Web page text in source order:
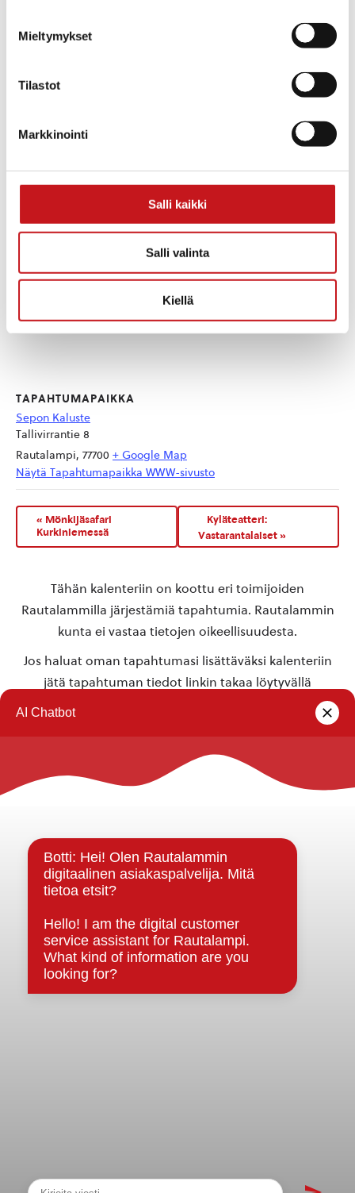
Mieltymykset
Tilastot
Markkinointi
Salli kaikki
Salli valinta
Kiellä
Ilmainen
Tapahtumaluokka:
Kotisivu:
kesa/tehdaskierros-
TAPAHTUMAPAIKKA
Sepon Kaluste
Tallivirrantie 8
Rautalampi, 77700 + Google Map
Näytä Tapahtumapaikka WWW-sivusto
« Mönkijäsafari
Kurkiniemessä
Kyläteatteri:
Vastarantalaiset»
Tähän kalenteriin on koottu eri toimijoiden
Rautalammilla järjestämiä tapahtumia. Rautalammin
kunta ei vastaa tietojen oikeellisuudesta.
Jos haluat oman tapahtumasi lisättäväksi kalenteriin
jätä tapahtuman tiedot linkin takaa löytyvällä
Rautalammin kunta
Strategiat, ohjelmat, ohjeet, suunnitelmat, säännöt ja
sopimukset
Asiakirjajulkisuuskuvaus
Evästeet
Saavutettavuusseloste
Tietosuoja
Tietosuojaselosteet